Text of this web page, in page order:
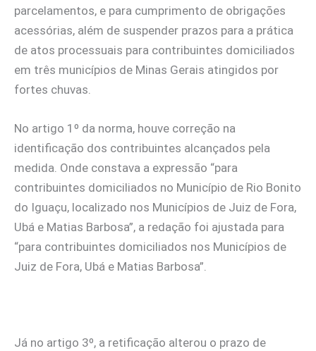
parcelamentos, e para cumprimento de obrigações
acessórias, além de suspender prazos para a prática
de atos processuais para contribuintes domiciliados
em três municípios de Minas Gerais atingidos por
fortes chuvas.
No artigo 1º da norma, houve correção na
identificação dos contribuintes alcançados pela
medida. Onde constava a expressão “para
contribuintes domiciliados no Município de Rio Bonito
do Iguaçu, localizado nos Municípios de Juiz de Fora,
Ubá e Matias Barbosa”, a redação foi ajustada para
“para contribuintes domiciliados nos Municípios de
Juiz de Fora, Ubá e Matias Barbosa”.
Já no artigo 3º, a retificação alterou o prazo de